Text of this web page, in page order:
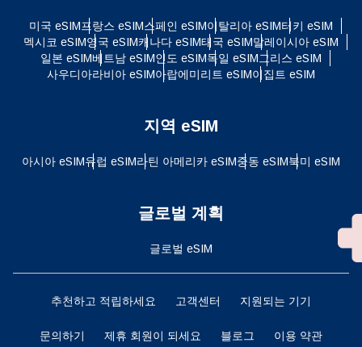
미국 eSIM프랑스 eSIM스페인 eSIM이탈리아 eSIM터키 eSIM
멕시코 eSIM영국 eSIM캐나다 eSIM태국 eSIM말레이시아 eSIM
일본 eSIM베트남 eSIM인도 eSIM독일 eSIM그리스 eSIM
사우디아라비아 eSIM아랍에미리트 eSIM이집트 eSIM
지역 eSIM
아시아 eSIM유럽 ​​eSIM라틴 아메리카 eSIM중동 eSIM북미 eSIM
글로벌 계획
글로벌 eSIM
추천하고 적립하세요 고객센터 지원되는 기기
문의하기 제휴 회원이 되세요 블로그 이용 약관